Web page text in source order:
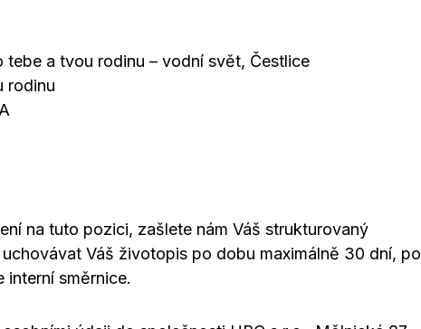
a tvou rodinu – vodní svět, Čestlice
rodinu
na tuto pozici, zašlete nám Váš strukturovaný
Váš životopis po dobu maximálně 30 dní, po
směrnice.